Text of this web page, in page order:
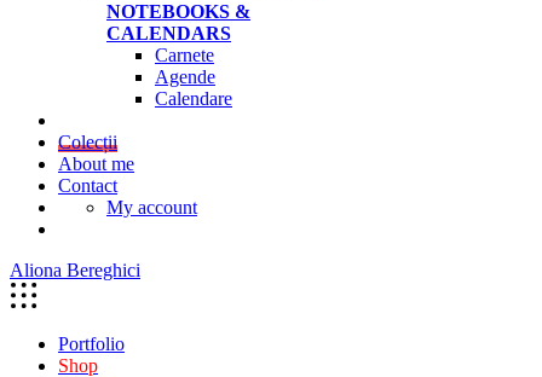
NOTEBOOKS &
CALENDARS
Carnete
Agende
Calendare
Colecții
About me
Contact
My account
Aliona Bereghici
Portfolio
Shop